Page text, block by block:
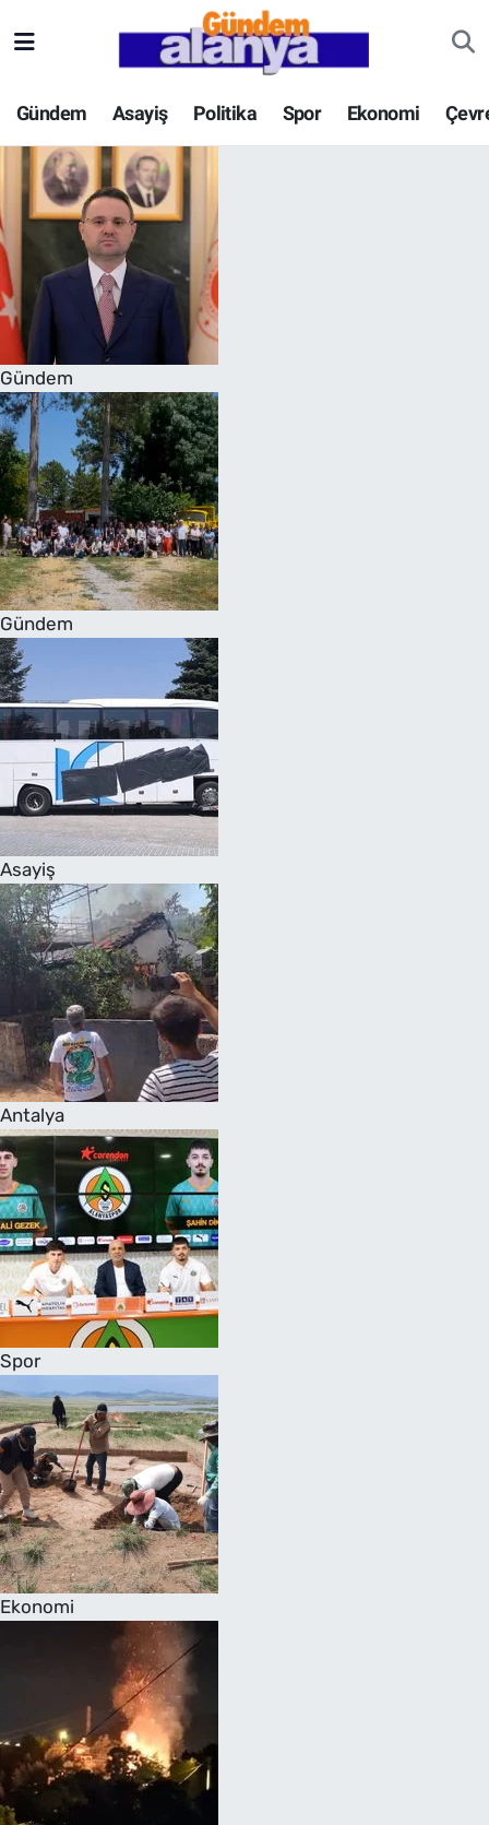
Gündem Asayiş Politika Spor Ekonomi
Gündem
Gündem
Asayiş
Antalya
Spor
Ekonomi